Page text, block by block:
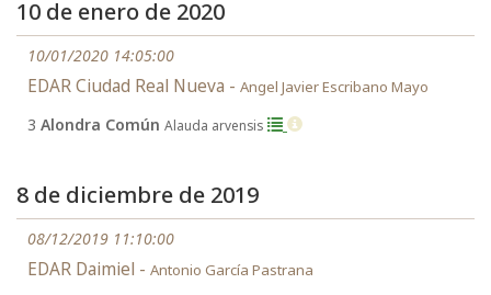
10 de enero de 2020
10/01/2020 14:05:00
EDAR Ciudad Real Nueva - Angel Javier Escribano Mayo
3 Alondra Común Alauda arvensis
8 de diciembre de 2019
08/12/2019 11:10:00
EDAR Daimiel - Antonio García Pastrana